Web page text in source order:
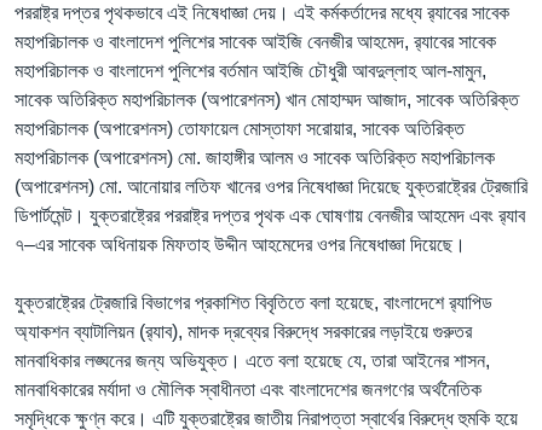
পররাষ্ট্র দপ্তর পৃথকভাবে এই নিষেধাজ্ঞা দেয়। এই কর্মকর্তাদের মধ্যে র‍্যাবের সাবেক
মহাপরিচালক ও বাংলাদেশ পুলিশের সাবেক আইজি বেনজীর আহমেদ, র‍্যাবের সাবেক
মহাপরিচালক ও বাংলাদেশ পুলিশের বর্তমান আইজি চৌধুরী আবদুল্লাহ আল-মামুন,
সাবেক অতিরিক্ত মহাপরিচালক (অপারেশনস) খান মোহাম্মদ আজাদ, সাবেক অতিরিক্ত
মহাপরিচালক (অপারেশনস) তোফায়েল মোস্তাফা সরোয়ার, সাবেক অতিরিক্ত
মহাপরিচালক (অপারেশনস) মো. জাহাঙ্গীর আলম ও সাবেক অতিরিক্ত মহাপরিচালক
(অপারেশনস) মো. আনোয়ার লতিফ খানের ওপর নিষেধাজ্ঞা দিয়েছে যুক্তরাষ্ট্রের ট্রেজারি
ডিপার্টমেন্ট। যুক্তরাষ্ট্রের পররাষ্ট্র দপ্তর পৃথক এক ঘোষণায় বেনজীর আহমেদ এবং র‍্যাব
৭–এর সাবেক অধিনায়ক মিফতাহ উদ্দীন আহমেদের ওপর নিষেধাজ্ঞা দিয়েছে।
যুক্তরাষ্ট্রের ট্রেজারি বিভাগের প্রকাশিত বিবৃতিতে বলা হয়েছে, বাংলাদেশে র‍্যাপিড
অ্যাকশন ব্যাটালিয়ন (র‍্যাব), মাদক দ্রব্যের বিরুদ্ধে সরকারের লড়াইয়ে গুরুতর
মানবাধিকার লঙ্ঘনের জন্য অভিযুক্ত। এতে বলা হয়েছে যে, তারা আইনের শাসন,
মানবাধিকারের মর্যাদা ও মৌলিক স্বাধীনতা এবং বাংলাদেশের জনগণের অর্থনৈতিক
সমৃদ্ধিকে ক্ষুণ্ন করে। এটি যুক্তরাষ্ট্রের জাতীয় নিরাপত্তা স্বার্থের বিরুদ্ধে হুমকি হয়ে